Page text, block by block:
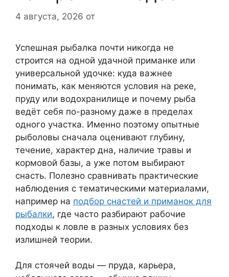
4 августа, 2026 от
Успешная рыбалка почти никогда не
строится на одной удачной приманке или
универсальной удочке: куда важнее
понимать, как меняются условия на реке,
пруду или водохранилище и почему рыба
ведёт себя по-разному даже в пределах
одного участка. Именно поэтому опытные
рыболовы сначала оценивают глубину,
течение, характер дна, наличие травы и
кормовой базы, а уже потом выбирают
снасть. Полезно сравнивать практические
наблюдения с тематическими материалами,
например на подбор снастей и приманок для
рыбалки, где часто разбирают рабочие
подходы к ловле в разных условиях без
излишней теории.
Для стоячей воды — пруда, карьера,